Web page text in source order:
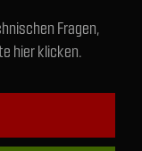
Fragen,
hier klicken.